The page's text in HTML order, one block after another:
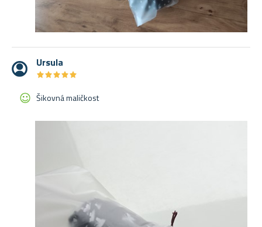
Ursula
★★★★★
★★★★★
Šikovná maličkost